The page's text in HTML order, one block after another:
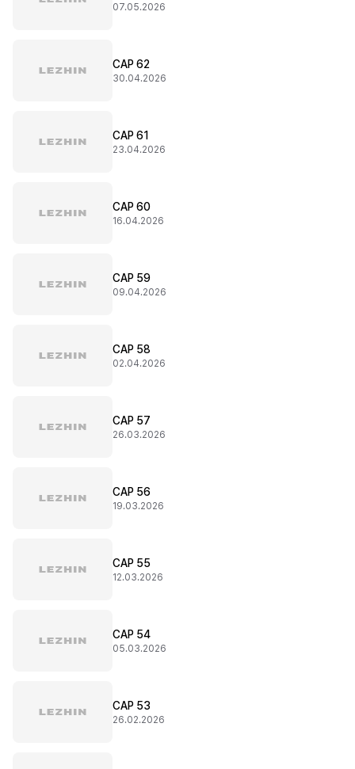
07.05.2026
CAP 62
30.04.2026
CAP 61
23.04.2026
CAP 60
16.04.2026
CAP 59
09.04.2026
CAP 58
02.04.2026
CAP 57
26.03.2026
CAP 56
19.03.2026
CAP 55
12.03.2026
CAP 54
05.03.2026
CAP 53
26.02.2026